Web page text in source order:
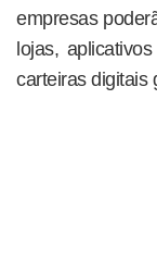
empresas
lojas,
carteiras digitais